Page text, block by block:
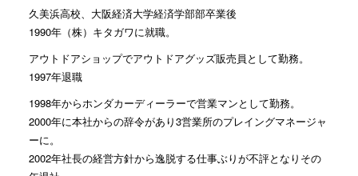
久美浜高校、大阪経済大学経済学部部卒業後
1990年（株）キタガワに就職。
アウトドアショップでアウトドアグッズ販売員として勤務。
1997年退職
1998年からホンダカーディーラーで営業マンとして勤務。
2000年に本社からの辞令があり3営業所のプレイングマネージャ
ーに。
2002年社長の経営方針から逸脱する仕事ぶりが不評となりその